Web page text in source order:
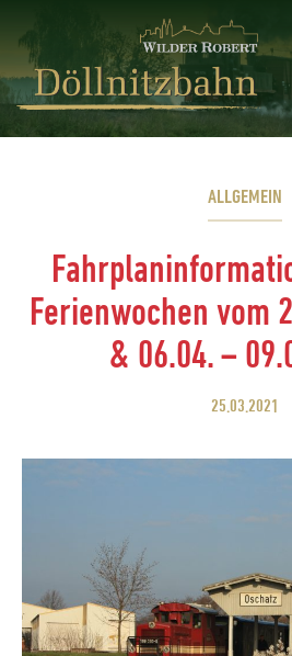
ALLGEMEIN
Ferienwochen vom
& 06.04. –
25.03.2021